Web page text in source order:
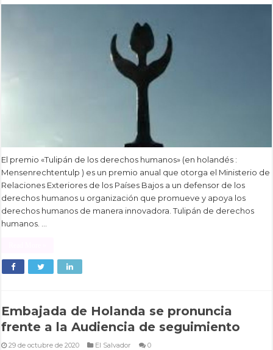
El premio «Tulipán de los derechos humanos» (en holandés :
Mensenrechtentulp ) es un premio anual que otorga el Ministerio de
Relaciones Exteriores de los Países Bajos a un defensor de los
derechos humanos u organización que promueve y apoya los
derechos humanos de manera innovadora. Tulipán de derechos
humanos. …
Embajada de Holanda se pronuncia
frente a la Audiencia de seguimiento
29 de octubre de 2020 El Salvador 0